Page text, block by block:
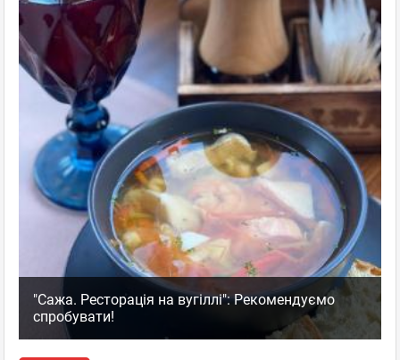
"Сажа. Ресторація на вугіллі": Рекомендуємо
спробувати!